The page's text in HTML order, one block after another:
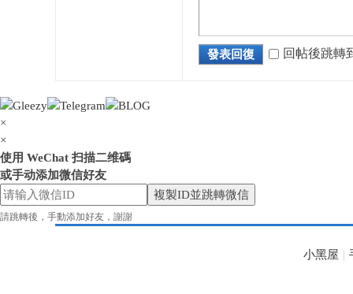
奈
發表回復 回帖後跳轉
×
×
使用 WeChat 扫描二维碼
或手动添加微信好友
複製ID並跳轉微信
請跳轉後，手動添加好友，謝謝
小黑屋 |